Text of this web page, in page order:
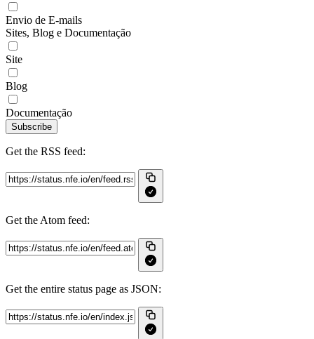
Envio de E-mails
Sites, Blog e Documentação
Site
Blog
Documentação
Subscribe
Get the RSS feed:
Get the Atom feed:
Get the entire status page as JSON: